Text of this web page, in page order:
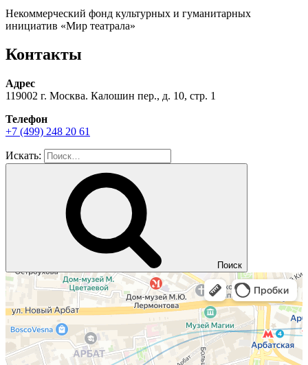
Некоммерческий фонд культурных и гуманитарных
инициатив «Мир театрала»
Контакты
Адрес
119002 г. Москва. Калошин пер., д. 10, стр. 1
Телефон
+7 (499) 248 20 61
Искать:
Поиск